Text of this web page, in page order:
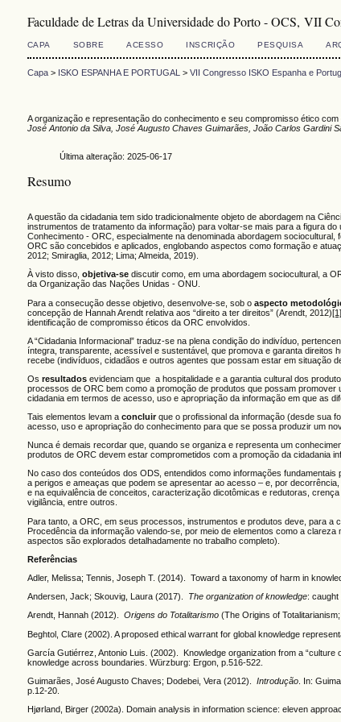
Faculdade de Letras da Universidade do Porto - OCS, VII
CAPA SOBRE ACESSO INSCRIÇÃO PESQUISA
Capa> ISKO ESPANHA E PORTUGAL > VII Congresso ISKO Espanha e
A organização e representação do conhecimento e seu compromisso ético
José Antonio da Silva, José Augusto Chaves Guimarães, João Carlos Gardini
Última alteração: 2025-06-17
Resumo
A questão da cidadania tem sido tradicionalmente objeto de abordagem na
instrumentos de tratamento da informação) para voltar-se mais para a figura
Conhecimento - ORC, especialmente na denominada abordagem
ORC são concebidos e aplicados, englobando aspectos como formação e
2012; Smiraglia, 2012; Lima; Almeida, 2019).
À visto disso, objetiva-sediscutir como, em uma abordagem sociocultural, a
da Organização das Nações Unidas - ONU.
Para a consecução desse objetivo, desenvolve-se, sob o aspecto
concepção de Hannah Arendt relativa aos “direito a ter direitos” (Arendt, 2012)[1]
identificação de compromisso éticos da ORC envolvidos.
A “Cidadania Informacional” traduz-se na plena condição do indivíduo,
íntegra, transparente, acessível e sustentável, que promova e garanta direitos
recebe (indivíduos, cidadãos e outros agentes que possam estar em situação
Os resultadosevidenciam que a hospitalidade e a garantia cultural dos
processos de ORC bem como a promoção de produtos que possam
cidadania em termos de acesso, uso e apropriação da informação em que as
Tais elementos levam a concluirque o profissional da informação (desde sua
acesso, uso e apropriação do conhecimento para que se possa produzir um
Nunca é demais recordar que, quando se organiza e representa um
produtos de ORC devem estar comprometidos com a promoção da cidadania
No caso dos conteúdos dos ODS, entendidos como informações
a perigos e ameaças que podem se apresentar ao acesso – e, por
e na equivalência de conceitos, caracterização dicotômicas e redutoras,
vigilância, entre outros.
Para tanto, a ORC, em seus processos, instrumentos e produtos deve, para a
Procedência da informação valendo-se, por meio de elementos como a
aspectos são explorados detalhadamente no trabalho completo).
Referências
Adler, Melissa; Tennis, Joseph T. (2014). Toward a taxonomy of harm in
Andersen, Jack; Skouvig, Laura (2017).
The organization of knowledge: caught
Arendt, Hannah (2012). Origens do Totalitarismo(The Origins of
Beghtol, Clare (2002). A proposed ethical warrant for global knowledge
García Gutiérrez, Antonio Luis. (2002). Knowledge organization from a
knowledge across boundaries. Würzburg: Ergon, p.516-522.
Guimarães, José Augusto Chaves; Dodebei, Vera (2012). Introdução. In:
p.12-20.
Hjørland, Birger (2002a). Domain analysis in information science: eleven